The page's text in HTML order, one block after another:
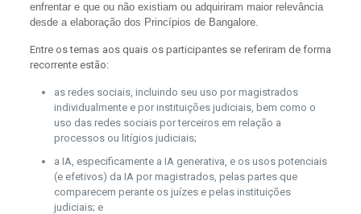
enfrentar e que ou não existiam ou adquiriram maior relevância
desde a elaboração dos Princípios de Bangalore.
Entre os temas aos quais os participantes se referiram de forma
recorrente estão:
as redes sociais, incluindo seu uso por magistrados
individualmente e por instituições judiciais, bem como o
uso das redes sociais por terceiros em relação a
processos ou litígios judiciais;
a IA, especificamente a IA generativa, e os usos potenciais
(e efetivos) da IA por magistrados, pelas partes que
comparecem perante os juízes e pelas instituições
judiciais; e